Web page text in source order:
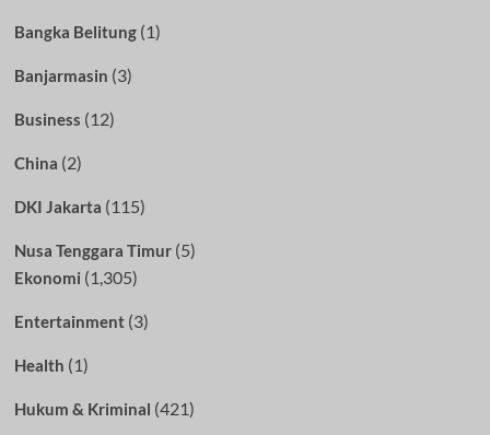
Bangka Belitung(1)
Banjarmasin (3)
Business (12)
China (2)
DKI Jakarta (115)
Nusa Tenggara Timur(5)
Ekonomi (1,305)
Entertainment(3)
Health (1)
Hukum & Kriminal (421)